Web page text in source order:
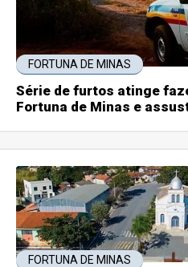
FORTUNA DE MINAS
Série de furtos atinge
Fortuna de Minas e
FORTUNA DE MINAS